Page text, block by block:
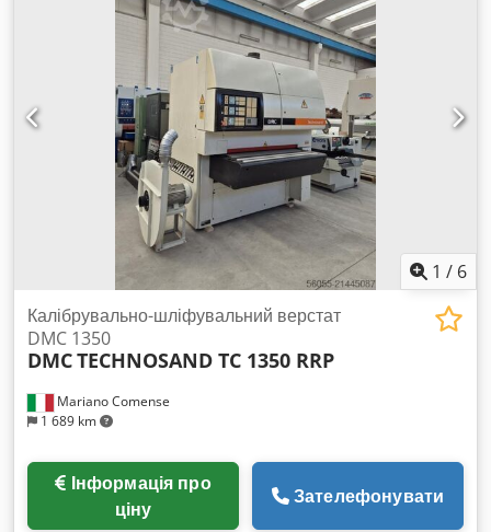
1 / 6
Mariano Comense
1 689 km
Калібрувально-шліфувальний верстат
DMC 1350
DMCTECHNOSAND TC 1350 RRP
ціну
Зателефонувати